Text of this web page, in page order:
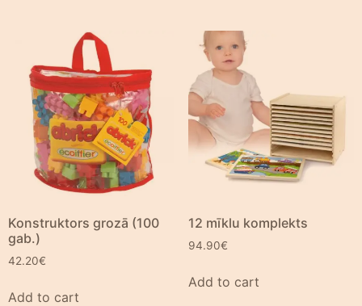
Konstruktors grozā (100
gab.)
42.20€
Add to cart
12 mīklu komplekts
94.90€
Add to cart